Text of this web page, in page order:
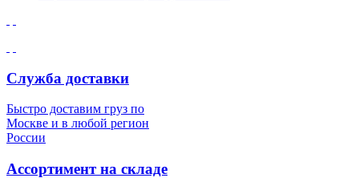
Служба доставки
Быстро доставим груз по
Москве и в любой регион
России
Ассортимент на складе